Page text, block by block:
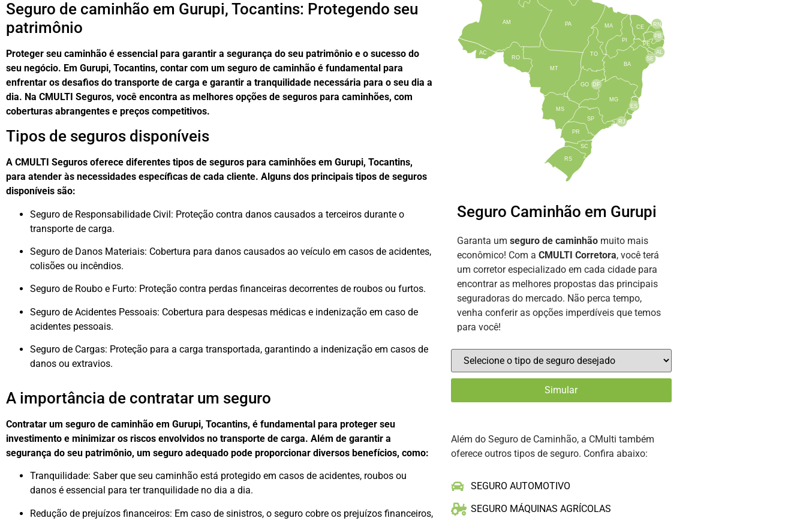
Seguro de caminhão em Gurupi, Tocantins: Protegendo seu
patrimônio
Proteger seu caminhão é essencial para garantir a segurança do seu patrimônio e o sucesso do
seu negócio. Em Gurupi, Tocantins, contar com um seguro de caminhão é fundamental para
enfrentar os desafios do transporte de carga e garantir a tranquilidade necessária para o seu dia a
dia. Na CMULTI Seguros, você encontra as melhores opções de seguros para caminhões, com
coberturas abrangentes e preços competitivos.
Tipos de seguros disponíveis
A CMULTI Seguros oferece diferentes tipos de seguros para caminhões em Gurupi, Tocantins,
para atender às necessidades específicas de cada cliente. Alguns dos principais tipos de seguros
disponíveis são:
Seguro de Responsabilidade Civil: Proteção contra danos causados a terceiros durante o
transporte de carga.
Seguro de Danos Materiais: Cobertura para danos causados ao veículo em casos de acidentes,
colisões ou incêndios.
Seguro de Roubo e Furto: Proteção contra perdas financeiras decorrentes de roubos ou furtos.
Seguro de Acidentes Pessoais: Cobertura para despesas médicas e indenização em caso de
acidentes pessoais.
Seguro de Cargas: Proteção para a carga transportada, garantindo a indenização em casos de
danos ou extravios.
A importância de contratar um seguro
Contratar um seguro de caminhão em Gurupi, Tocantins, é fundamental para proteger seu
investimento e minimizar os riscos envolvidos no transporte de carga. Além de garantir a
segurança do seu patrimônio, um seguro adequado pode proporcionar diversos benefícios, como:
Tranquilidade: Saber que seu caminhão está protegido em casos de acidentes, roubos ou
danos é essencial para ter tranquilidade no dia a dia.
Redução de prejuízos financeiros: Em caso de sinistros, o seguro cobre os prejuízos financeiros,
TO
BA
SE
PE
AL
RN
CE
PI
MA
PA
AM
AC
RO
MT
MS
GO
PR
SC
RS
SP
MG
RJ
ES
DF
PB
Seguro Caminhão em Gurupi
Garanta um seguro de caminhão muito mais
econômico! Com a CMULTI Corretora, você terá
um corretor especializado em cada cidade para
encontrar as melhores propostas das principais
seguradoras do mercado. Não perca tempo,
venha conferir as opções imperdíveis que temos
para você!
Além do Seguro de Caminhão, a CMulti também
oferece outros tipos de seguro. Confira abaixo:
SEGURO AUTOMOTIVO
SEGURO MÁQUINAS AGRÍCOLAS